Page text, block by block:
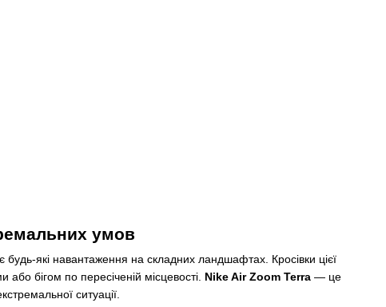
умов
будь-які навантаження на складних ландшафтах. Кросівки цієї
бігом по пересіченій місцевості. Nike Air Zoom Terra — це
ситуації.